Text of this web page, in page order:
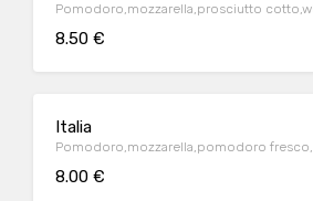
Pomodoro,mozzarella,prosciutto
8.50 €
Italia
Pomodoro,mozzarella,pomodoro
8.00 €